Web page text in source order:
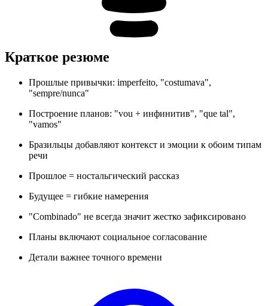
Краткое резюме
Прошлые привычки: imperfeito, "costumava",
"sempre/nunca"
Построение планов: "vou + инфинитив", "que tal",
"vamos"
Бразильцы добавляют контекст и эмоции к обоим типам
речи
Прошлое = ностальгический рассказ
Будущее = гибкие намерения
"Combinado" не всегда значит жестко зафиксировано
Планы включают социальное согласование
Детали важнее точного времени